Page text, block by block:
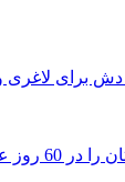
دش برای